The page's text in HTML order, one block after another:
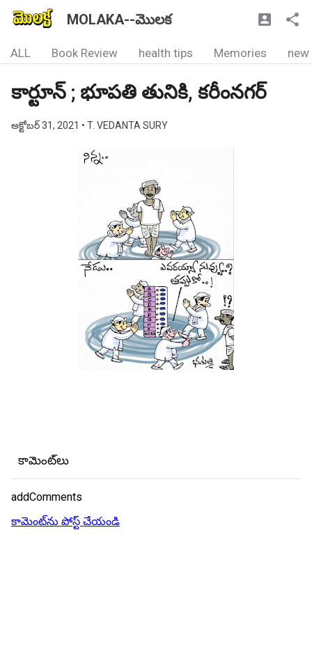
MOLAKA--మొలక
ALL Book Review health tips Memories new
కార్టూన్ ; భూపతి తునికి, కరీంనగర్
అక్టోబర్ 31, 2021 • T. VEDANTA SURY
కామెంట్‌లు
addComments
కామెంట్‌ను పోస్ట్ చేయండి